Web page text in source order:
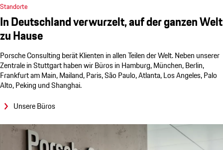
Standorte
In Deutschland verwurzelt, auf der ganzen Welt
zu Hause
Porsche Consulting berät Klienten in allen Teilen der Welt. Neben unserer
Zentrale in Stuttgart haben wir Büros in Hamburg, München, Berlin,
Frankfurt am Main, Mailand, Paris, São Paulo, Atlanta, Los Angeles, Palo
Alto, Peking und Shanghai.
Unsere Büros